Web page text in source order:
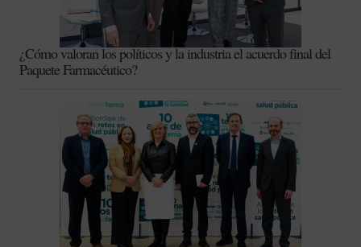
¿Cómo valoran los políticos y la industria el acuerdo final del
Paquete Farmacéutico?